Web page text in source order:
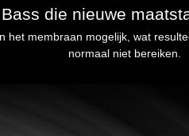
Bass die nieuwe
membraan mogelijk, wat
normaal niet bereiken.